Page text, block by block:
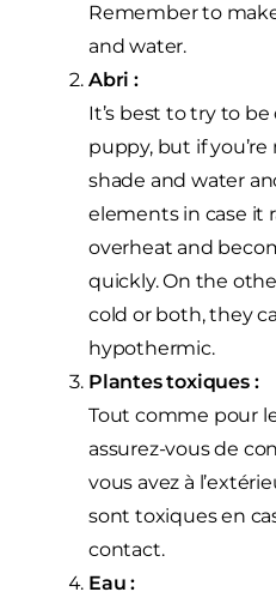
Remember to
and water.
Abri :
It’s best to try to
puppy, but if
shade and water
elements in case it
overheat and
quickly. On the
cold or both, they
hypothermic.
Plantes toxiques :
Tout comme pour
assurez-vous de
vous avez à
sont toxiques en
contact.
Eau :